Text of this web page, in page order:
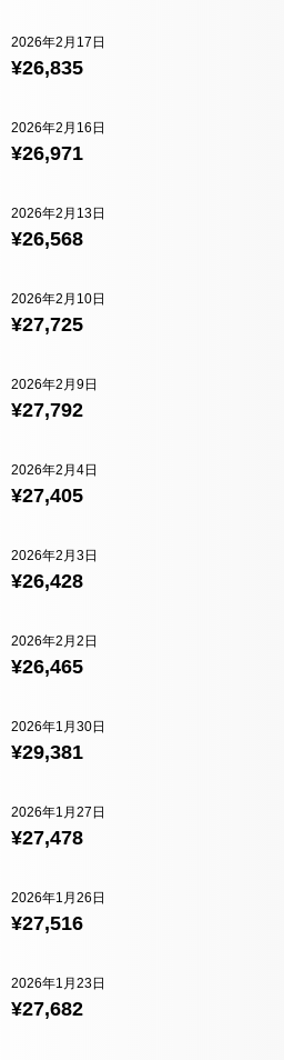
¥26,835
2026年2月17日
¥26,971
2026年2月16日
¥26,568
2026年2月13日
¥27,725
2026年2月10日
¥27,792
2026年2月9日
¥27,405
2026年2月4日
¥26,428
2026年2月3日
¥26,465
2026年2月2日
¥29,381
2026年1月30日
¥27,478
2026年1月27日
¥27,516
2026年1月26日
¥27,682
2026年1月23日